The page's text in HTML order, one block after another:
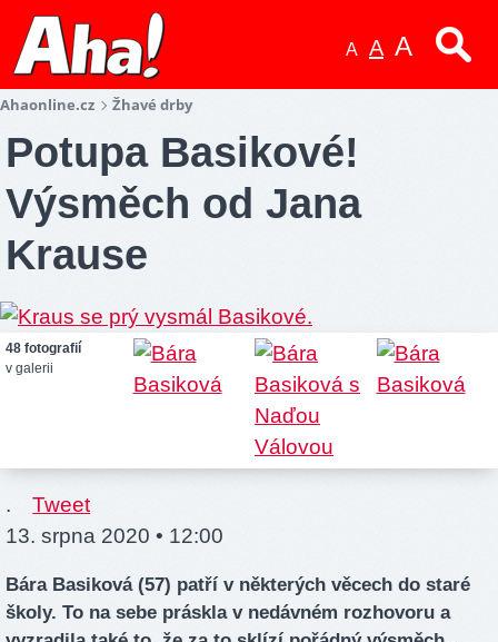
A A A
Ahaonline.cz Žhavé drby
Potupa Basikové!
Výsměch od Jana
Krause
48 fotografií
v galerii
.
Tweet
13. srpna 2020 • 12:00
Bára Basiková (57) patří v některých věcech do staré
školy. To na sebe práskla v nedávném rozhovoru a